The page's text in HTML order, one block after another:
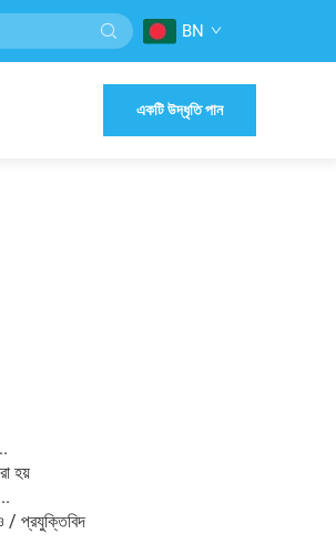
BN
একটি উদ্ধৃতি পান
হয়
/ প্রযুক্তিবিদ